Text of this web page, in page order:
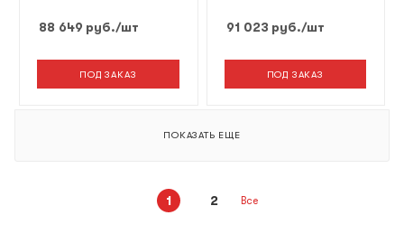
88 649 руб./шт
ПОД ЗАКАЗ
91 023 руб./шт
ПОД ЗАКАЗ
ПОКАЗАТЬ ЕЩЕ
1 2 Все